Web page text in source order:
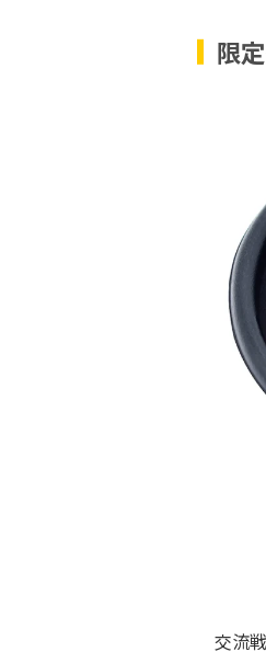
限
交流